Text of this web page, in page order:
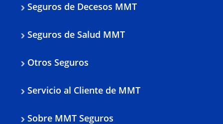
Seguros de Decesos MMT
Seguros de Salud MMT
Otros Seguros
Servicio al Cliente de MMT
Sobre MMT Seguros